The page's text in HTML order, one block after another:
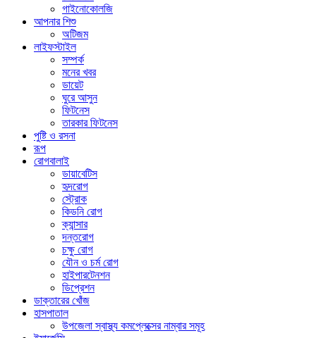
গাইনোকোলজি
আপনার শিশু
অটিজম
লাইফস্টাইল
সম্পর্ক
মনের খবর
ডায়েট
ঘুরে আসুন
ফিটনেস
তারকার ফিটনেস
পুষ্টি ও রসনা
রূপ
রোগবালাই
ডায়াবেটিস
হৃদরোগ
স্ট্রোক
কিডনি রোগ
ক্যান্সার
দন্তরোগ
চক্ষু রোগ
যৌন ও চর্ম রোগ
হাইপারটেনশন
ডিপ্রেশন
ডাক্তারের খোঁজ
হাসপাতাল
উপজেলা স্বাস্থ্য কমপ্লেক্সের নাম্বার সমূহ